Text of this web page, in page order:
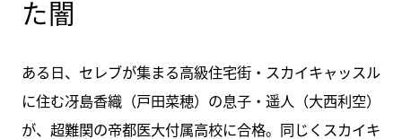
た闇
ある日、セレブが集まる高級住宅街・スカイキャッスル
に住む冴島香織（戸田菜穂）の息子・遥人（大西利空）
が、超難関の帝都医大付属高校に合格。同じくスカイキ